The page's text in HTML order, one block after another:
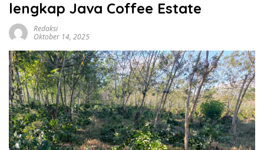
lengkap Java Coffee Estate
Redaksi
Oktober 14, 2025